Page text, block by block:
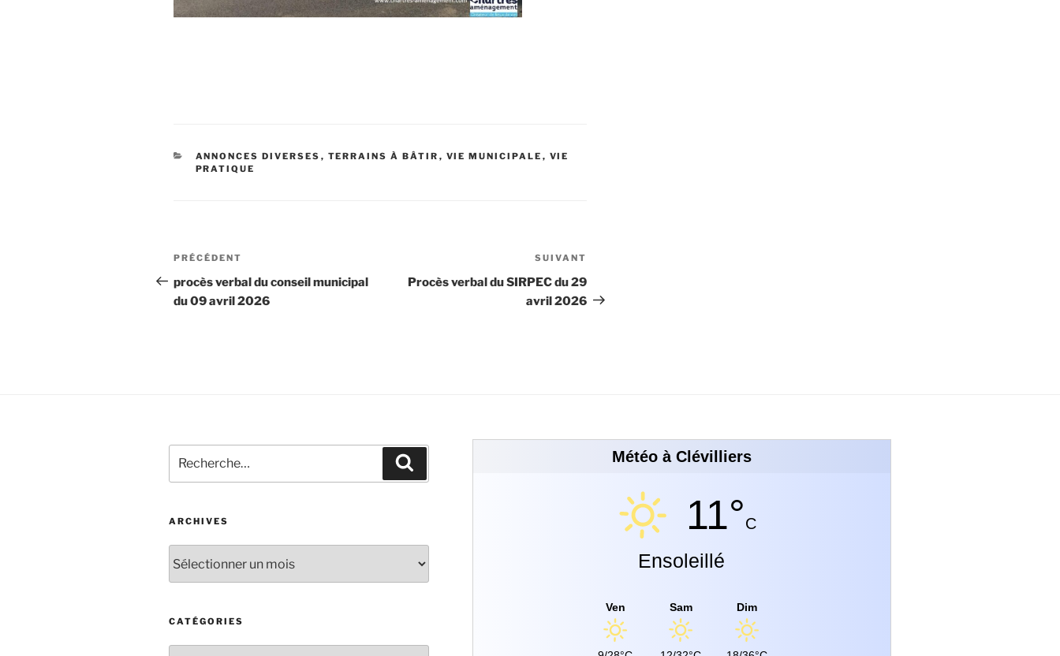
ANNONCES DIVERSES , TERRAINS À BÂTIR , VIE MUNICIPALE , VIE
PRATIQUE
PRÉCÉDENT
procès verbal du conseil municipal
du 09 avril 2026
SUIVANT
Procès verbal du SIRPEC du 29
avril 2026
ARCHIVES
CATÉGORIES
Météo à Clévilliers
11°C
Ensoleillé
Ven Sam Dim